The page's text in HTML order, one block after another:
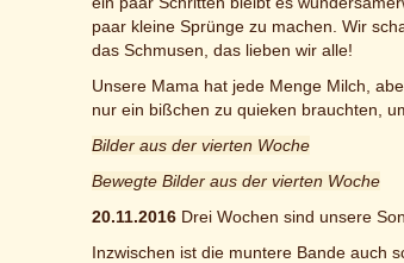
paar kleine Sprünge zu machen. Wir
das Schmusen, das lieben wir alle!
Unsere Mama hat jede Menge Milch,
nur ein bißchen zu quieken brauchten,
Bilder aus der vierten Woche
Bewegte Bilder aus der vierten Woche
20.11.2016 Drei Wochen sind unsere
Inzwischen ist die muntere Bande auch